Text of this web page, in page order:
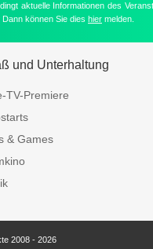
aktuelle Informationen des
können Sie dies hier melden.
und Unterhaltung
TV-Premiere
& Games
2008 - 2026